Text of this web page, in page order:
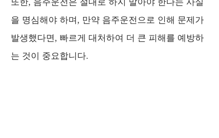
또한, 음주운전은 절대로 하지 말아야 한다는 사실
을 명심해야 하며, 만약 음주운전으로 인해 문제가
발생했다면, 빠르게 대처하여 더 큰 피해를 예방하
는 것이 중요합니다.